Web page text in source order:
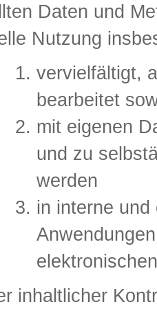
Daten und
Nutzung
vervielfältigt,
bearbeitet
mit eigenen
und zu
werden
in interne
inhaltlicher